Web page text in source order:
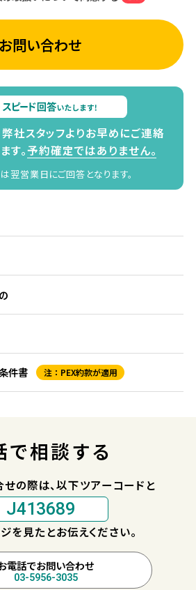
お問い合わせ
社スタッフよりお早めにご連絡
す。予約確定ではありません。
翌営業日にご回答となります。
件書 注：PEX約款が適用
で相談する
の際は、以下ツアーコードと
J413689
を見たとお伝えください。
電話でお問い合わせ
03-5956-3035